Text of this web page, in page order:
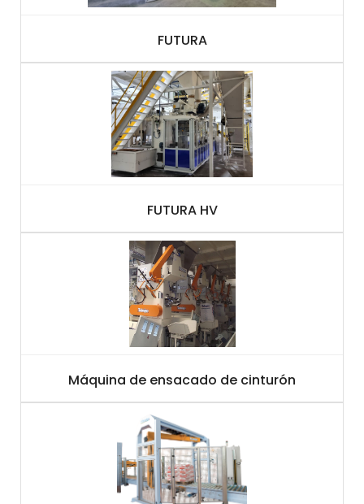
FUTURA
FUTURA HV
Máquina de ensacado de cinturón